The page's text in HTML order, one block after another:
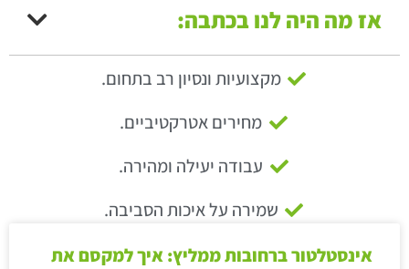
אז מה היה לנו בכתבה:
מקצועיות ונסיון רב בתחום.
מחירים אטרקטיביים.
עבודה יעילה ומהירה.
שמירה על איכות הסביבה.
אינסטלטור ברחובות ממליץ: איך למקסם את